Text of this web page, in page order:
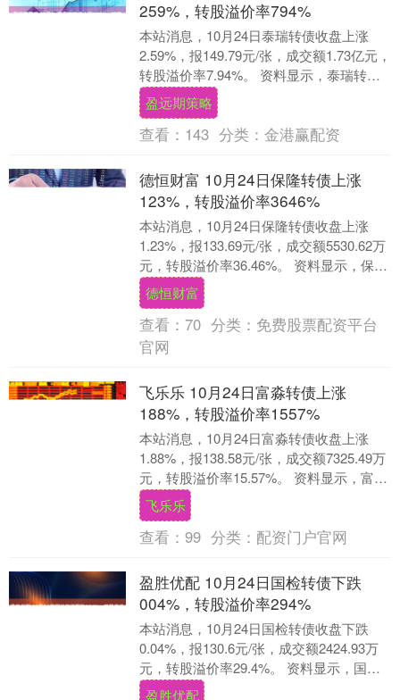
259%，转股溢价率794%
本站消息，10月24日泰瑞转债收盘上涨
2.59%，报149.79元/张，成交额1.73亿元，
转股溢价率7.94%。 资料显示，泰瑞转债
信用级别为“AA-”，债券....
盈远期策略
查看： 143 分类： 金港赢配资
德恒财富 10月24日保隆转债上涨
123%，转股溢价率3646%
本站消息，10月24日保隆转债收盘上涨
1.23%，报133.69元/张，成交额5530.62万
元，转股溢价率36.46%。 资料显示，保隆
转债信用级别为“AA”....
德恒财富
查看： 70 分类： 免费股票配资平台
官网
飞乐乐 10月24日富淼转债上涨
188%，转股溢价率1557%
本站消息，10月24日富淼转债收盘上涨
1.88%，报138.58元/张，成交额7325.49万
元，转股溢价率15.57%。 资料显示，富淼
转债信用级别为“A”，....
飞乐乐
查看： 99 分类： 配资门户官网
盈胜优配 10月24日国检转债下跌
004%，转股溢价率294%
本站消息，10月24日国检转债收盘下跌
0.04%，报130.6元/张，成交额2424.93万
元，转股溢价率29.4%。 资料显示，国检
转债信用级别为“AA+”，....
盈胜优配